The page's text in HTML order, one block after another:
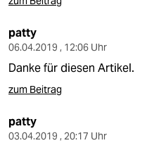
patty
06.04.2019 , 12:06 Uhr
Danke für diesen Artikel.
zum Beitrag
patty
03.04.2019 , 20:17 Uhr